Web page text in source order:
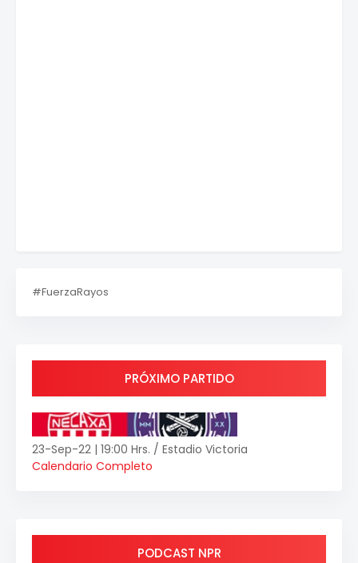
#FuerzaRayos
PRÓXIMO PARTIDO
23-Sep-22 | 19:00 Hrs. / Estadio Victoria
Calendario Completo
PODCAST NPR